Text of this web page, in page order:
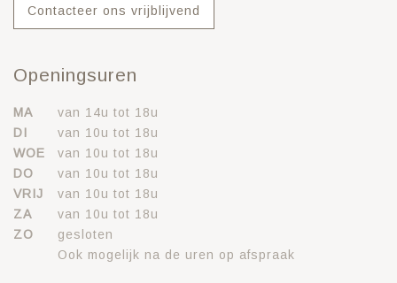
Contacteer ons vrijblijvend
Openingsuren
MA
van 14u tot 18u
DI
van 10u tot 18u
WOE
van 10u tot 18u
DO
van 10u tot 18u
VRIJ
van 10u tot 18u
ZA
van 10u tot 18u
ZO
gesloten
Ook mogelijk na de uren op afspraak